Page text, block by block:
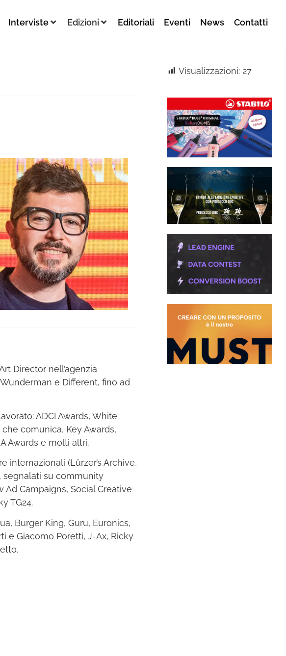
Interviste Edizioni Editoriali Eventi News Contatti
Director nell’agenzia
e Different, fino ad
ADCI Awards, White
che comunica, Key Awards,
Awards e molti altri.
(Lürzer’s Archive,
segnalati su community
Ad Campaigns, Social Creative
TG24.
Burger King, Guru, Euronics,
e Giacomo Poretti, J-Ax, Ricky
Visualizzazioni: 27